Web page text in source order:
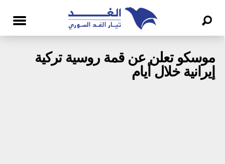
موسكو تعلن عن قمة روسية تركية
إيرانية خلال أيام